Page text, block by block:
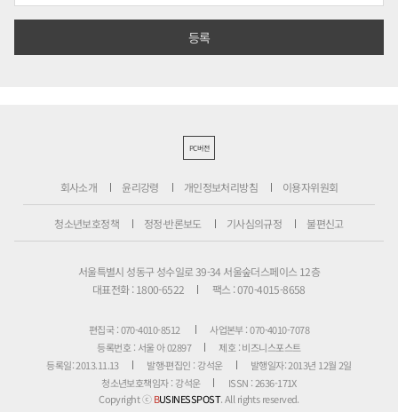
PC버전
회사소개 윤리강령 개인정보처리방침 이용자위원회
청소년보호정책 정정·반론보도 기사심의규정 불편신고
서울특별시 성동구 성수일로 39-34 서울숲더스페이스 12층
대표전화 : 1800-6522
팩스 : 070-4015-8658
편집국 : 070-4010-8512
사업본부 : 070-4010-7078
등록번호 : 서울 아 02897
제호 : 비즈니스포스트
등록일: 2013.11.13
발행·편집인 : 강석운
발행일자: 2013년 12월 2일
청소년보호책임자 : 강석운
ISSN : 2636-171X
Copyright ⓒBUSINESSPOST. All rights reserved.